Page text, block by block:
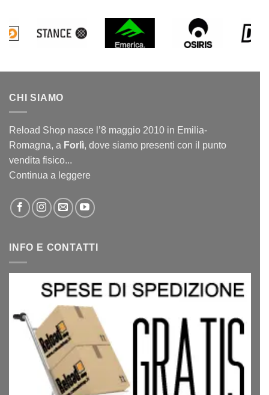
CHI SIAMO
Reload Shop nasce l’8 maggio 2010 in Emilia-
Romagna, a Forlì, dove siamo presenti con il punto
vendita fisico...
Continua a leggere
INFO E CONTATTI